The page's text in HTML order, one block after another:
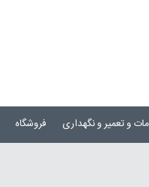
و تعمیر و نگهداری فروشگاه